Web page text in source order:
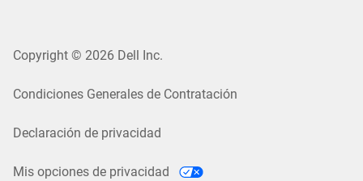
Copyright © 2026 Dell Inc.
Condiciones Generales de Contratación
Declaración de privacidad
Mis opciones de privacidad